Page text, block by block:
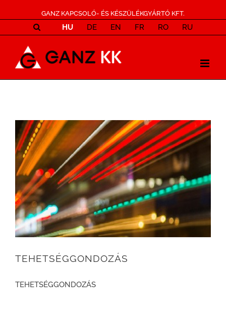
GANZ KAPCSOLÓ- ÉS KÉSZÜLÉKGYÁRTÓ KFT.
HU DE EN FR RO RU
View
Larger
Image
TEHETSÉGGONDOZÁS
TEHETSÉGGONDOZÁS